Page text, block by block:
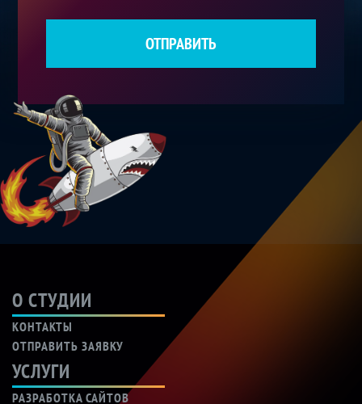
ОТПРАВИТЬ
О СТУДИИ
КОНТАКТЫ
ОТПРАВИТЬ ЗАЯВКУ
УСЛУГИ
РАЗРАБОТКА САЙТОВ